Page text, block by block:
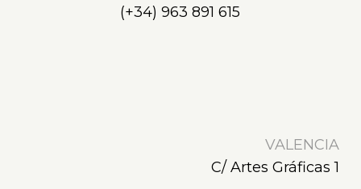
(+34) 963 891 615
VALENCIA
C/ Artes Gráficas 1